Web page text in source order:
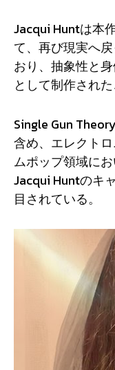
Jacqui Huntは本
て、再び現実へ
おり、抽象性と
として制作され
Single Gun
含め、エレクト
ムポップ領域に
Jacqui Huntのキ
目されている。